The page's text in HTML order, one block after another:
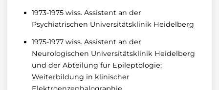
1973-1975 wiss. Assistent an der
Psychiatrischen Universitätsklinik Heidelberg
1975-1977 wiss. Assistent an der
Neurologischen Universitätsklinik Heidelberg
und der Abteilung für Epileptologie;
Weiterbildung in klinischer